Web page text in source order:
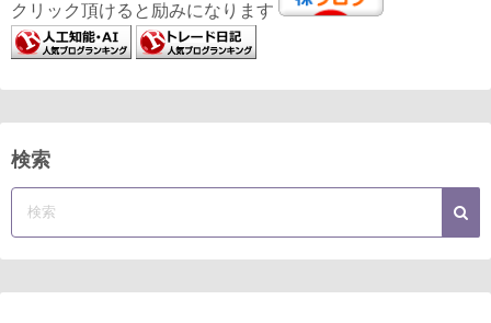
クリック頂けると励みになります
検索